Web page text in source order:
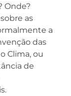
Onde?
as
a
das
Clima, ou
de